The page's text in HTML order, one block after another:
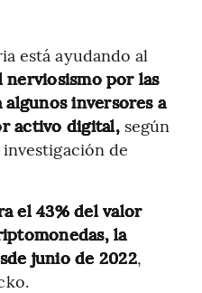
está ayudando al
nerviosismo por las
inversores a
activo digital,según
de
el 43% del valor
la
junio de 2022,